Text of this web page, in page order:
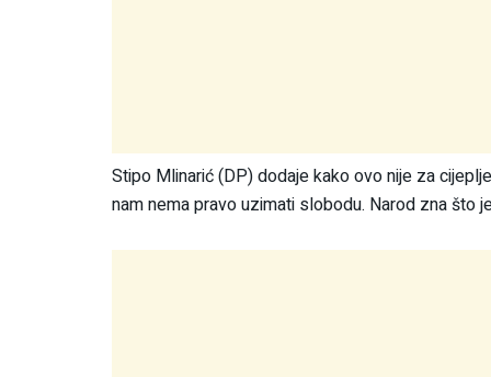
Stipo Mlinarić (DP) dodaje kako ovo nije za
nam nema pravo uzimati slobodu. Narod zna što